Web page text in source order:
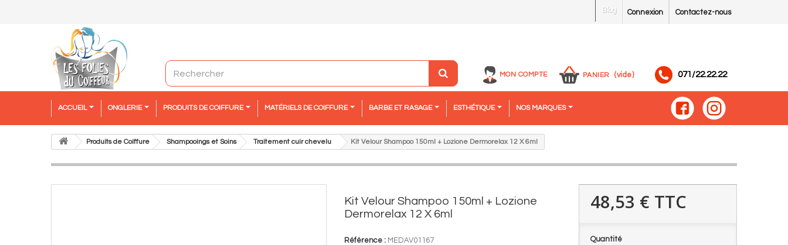
Contactez-nous
Connexion
Blog
MON COMPTE PANIER (vide) 071/22.22.22
ACCUEIL ONGLERIE PRODUITS DE COIFFURE MATÉRIELS DE COIFFURE BARBE ET RASAGE ESTHÉTIQUE NOS MARQUES
Produits de Coiffure Shampooings et Soins Traitement cuir chevelu Kit Velour Shampoo 150ml + Lozione Dermorelax 12 X 6ml
Kit Velour Shampoo 150ml + Lozione
Dermorelax 12 X 6ml
Référence : MEDAV01167
48,53 € TTC
Quantité